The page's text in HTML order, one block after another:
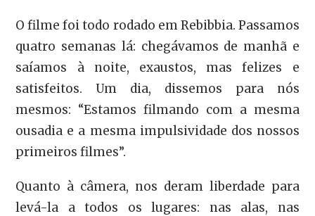
O filme foi todo rodado em Rebibbia. Passamos
quatro semanas lá: chegávamos de manhã e
saíamos à noite, exaustos, mas felizes e
satisfeitos. Um dia, dissemos para nós
mesmos: “Estamos filmando com a mesma
ousadia e a mesma impulsividade dos nossos
primeiros filmes”.
Quanto à câmera, nos deram liberdade para
levá-la a todos os lugares: nas alas, nas